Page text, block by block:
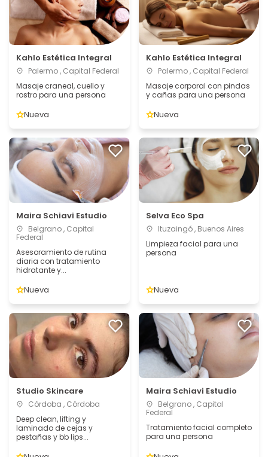
Kahlo Estética Integral
Palermo , Capital Federal
Masaje craneal, cuello y
rostro para una persona
Nueva
Kahlo Estética Integral
Palermo , Capital Federal
Masaje corporal con pindas
y cañas para una persona
Nueva
Maira Schiavi Estudio
Belgrano , Capital
Federal
Asesoramiento de rutina
diaria con tratamiento
hidratante y...
Nueva
Selva Eco Spa
Ituzaingó , Buenos Aires
Limpieza facial para una
persona
Nueva
Studio Skincare
Córdoba , Córdoba
Deep clean, lifting y
laminado de cejas y
pestañas y bb lips...
Maira Schiavi Estudio
Belgrano , Capital
Federal
Tratamiento facial completo
para una persona